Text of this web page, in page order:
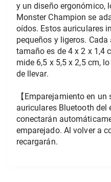
y un diseño ergonómico,
Monster Champion se
oídos. Estos auriculares
pequeños y ligeros.
tamaño es de 4 x 2 x 1,4
mide 6,5 x 5,5 x 2,5 cm,
de llevar.
【Emparejamiento en
auriculares Bluetooth del
conectarán
emparejado. Al volver a
recargarán.